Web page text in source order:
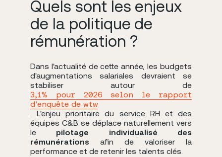
Quels sont les enjeux
de la politique de
rémunération ?
Dans l'actualité de cette année, les budgets
d'augmentations salariales devraient se
stabiliser autour de
3,1% pour 2026 selon le rapport
d'enquête de wtw
. L'enjeu prioritaire du service RH et des
équipes C&B se déplace naturellement vers
le pilotage individualisé des
rémunérations afin de valoriser la
performance et de retenir les talents clés.